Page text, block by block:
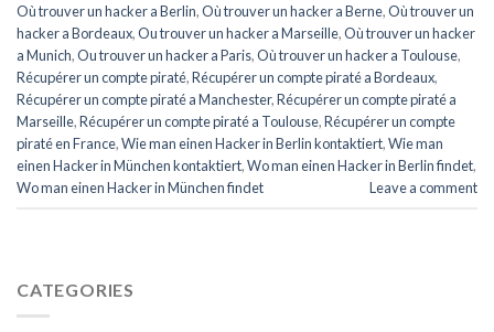
Où trouver un hacker a Berlin,Où trouver un hacker a Berne,Où trouver un
hacker a Bordeaux,Ou trouver un hacker a Marseille,Où trouver un hacker
a Munich,Ou trouver un hacker a Paris,Où trouver un hacker a Toulouse,
Récupérer un compte piraté,Récupérer un compte piraté a Bordeaux,
Récupérer un compte piraté a Manchester,Récupérer un compte piraté a
Marseille,Récupérer un compte piraté a Toulouse,Récupérer un compte
piraté en France,Wie man einen Hacker in Berlin kontaktiert,Wie man
einen Hacker in München kontaktiert,Wo man einen Hacker in Berlin findet,
Wo man einen Hacker in München findet
Leave a comment
CATEGORIES